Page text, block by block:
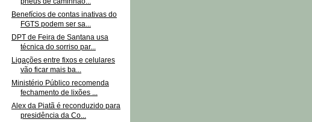
Benefícios de contas inativas do
FGTS podem ser sa...
DPT de Feira de Santana usa
técnica do sorriso par...
Ligações entre fixos e celulares
vão ficar mais ba...
Ministério Público recomenda
fechamento de lixões ...
Alex da Piatã é reconduzido para
presidência da Co...